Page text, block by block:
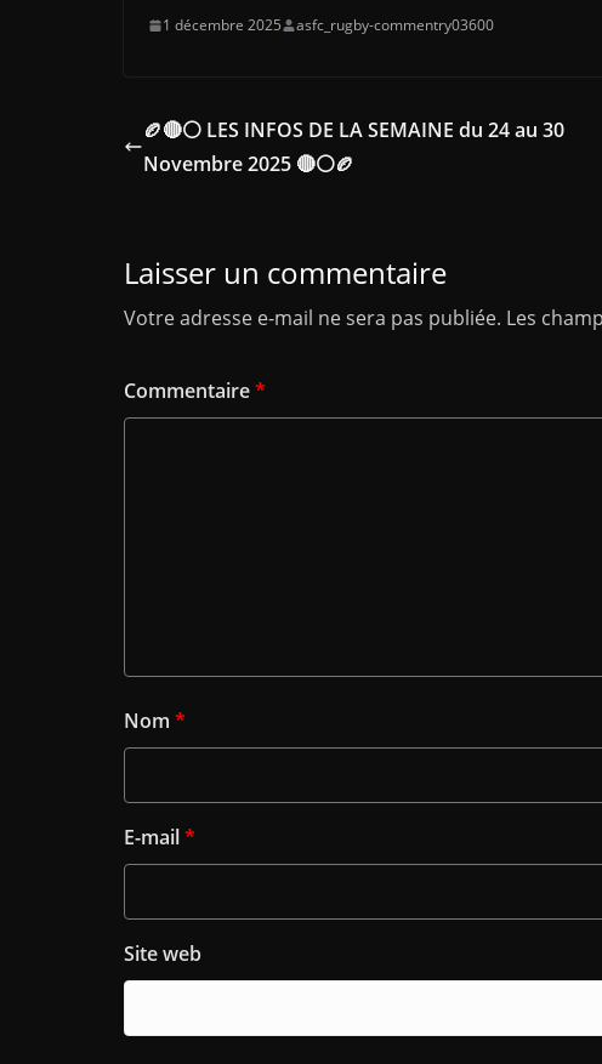
1 décembre 2025 asfc_rugby-commentry03600
🏉🔴⚪ LES INFOS DE LA SEMAINE du 24 au 30
Novembre 2025 🔴⚪🏉
Laisser un commentaire
Votre adresse e-mail ne sera pas publiée. Les
Commentaire*
Nom *
E-mail*
Site web